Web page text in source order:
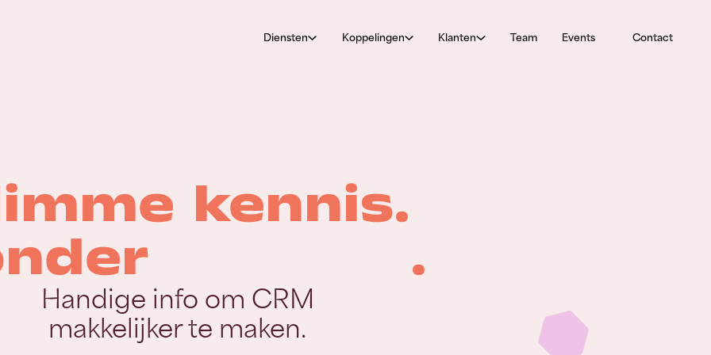
Diensten Koppelingen Klanten Team Events Contact
kennis.
.
Handige info om CRM
makkelijker te maken.